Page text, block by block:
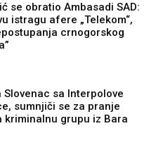
se obratio Ambasadi SAD:
istragu afere „Telekom“,
crnogorskog
Slovenac sa Interpolove
sumnjiči se za pranje
kriminalnu grupu iz Bara